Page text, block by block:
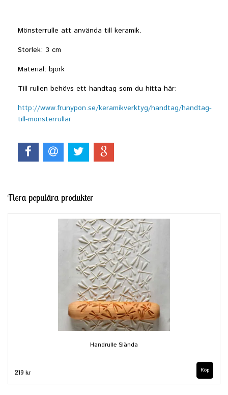
Mönsterrulle att använda till keramik.
Storlek: 3 cm
Material: björk
Till rullen behövs ett handtag som du hitta här:
http://www.frunypon.se/keramikverktyg/handtag/handtag-
till-monsterrullar
Flera populära produkter
Handrulle Slända
219 kr